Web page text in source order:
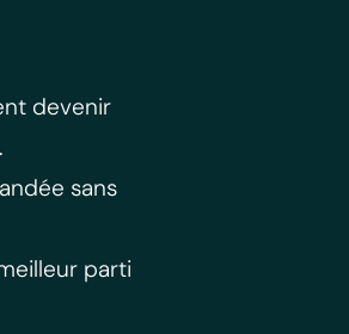
devenir
sans
parti